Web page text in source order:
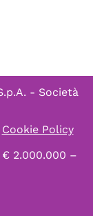
- Società
Cookie Policy
€ 2.000.000 –